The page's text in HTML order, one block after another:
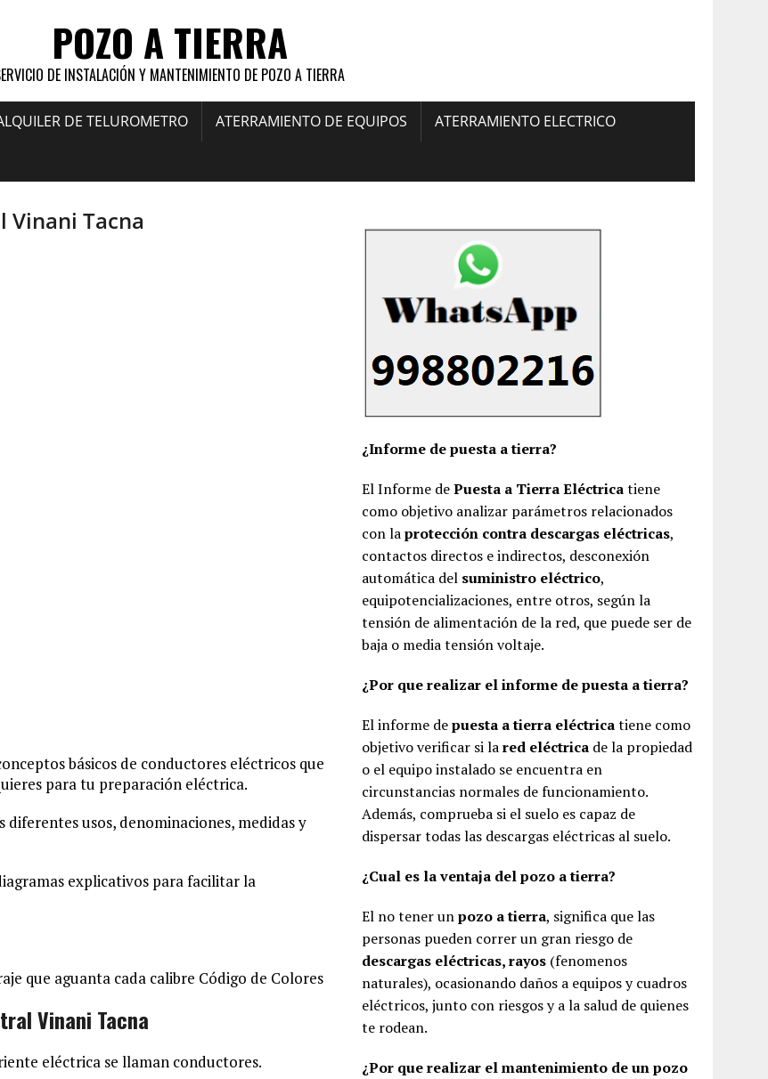
POZO A TIERRA
DE INSTALACIÓN Y MANTENIMIENTO DE POZO A TIERRA
DE TELUROMETRO ATERRAMIENTO DE EQUIPOS ATERRAMIENTO ELECTRICO
Vinani Tacna
básicos de conductores eléctricos que
para tu preparación eléctrica.
usos, denominaciones, medidas y
explicativos para facilitar la
que aguanta cada calibre Código de Colores
Vinani Tacna
eléctrica se llaman conductores.
¿Informe de puesta a tierra?
El Informe dePuesta a Tierra Eléctricatiene
como objetivo analizar parámetros relacionados
con laprotección contra descargas eléctricas,
contactos directos e indirectos, desconexión
automática del suministro eléctrico,
equipotencializaciones, entre otros, según la
tensión de alimentación de la red, que puede ser de
baja o media tensión voltaje.
¿Por que realizar el informe de puesta a tierra?
El informe depuesta a tierra eléctricatiene como
objetivo verificar si lared eléctrica de la propiedad
o el equipo instalado se encuentra en
circunstancias normales de funcionamiento.
Además, comprueba si el suelo es capaz de
dispersar todas las descargas eléctricas al suelo.
¿Cual es la ventaja del pozo a tierra?
El no tener unpozo a tierra, significa que las
personas pueden correr un gran riesgo de
descargas eléctricas, rayos (fenomenos
naturales), ocasionando daños a equipos y cuadros
eléctricos, junto con riesgos y a la salud de quienes
te rodean.
¿Por que realizar el mantenimiento de un pozo